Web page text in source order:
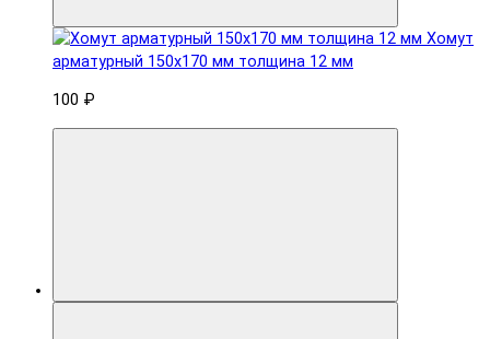
Хомут
арматурный 150x170 мм толщина 12 мм
100 ₽